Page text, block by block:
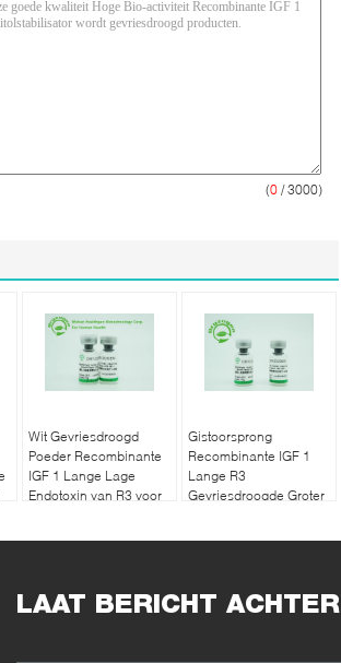
(0 / 3000)
Wit Gevriesdroogd
Poeder Recombinante
IGF 1 Lange Lage
Endotoxin van R3 voor
Gistoorsprong
Recombinante IGF 1
Lange R3
Gevriesdroogde Groter
LAAT BERICHT ACHTER